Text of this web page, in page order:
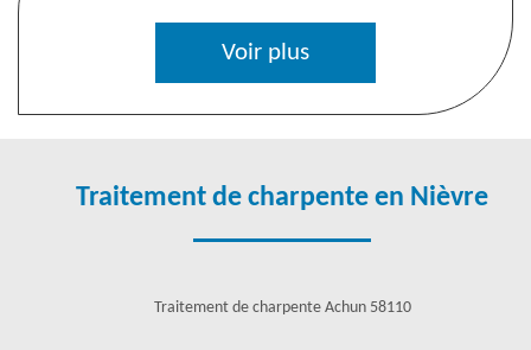
Voir plus
Traitement de charpente en Nièvre
Traitement de charpente Achun 58110